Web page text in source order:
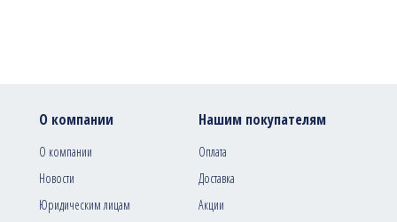
О компании
О компании
Новости
Юридическим лицам
Нашим покупателям
Оплата
Доставка
Акции